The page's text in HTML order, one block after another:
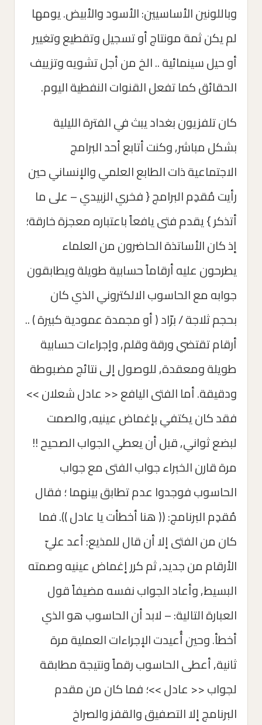
وباللونين الأساسيين: الأسود والأبيض. يومها
لم يكن ثمة مونتاج أو تسجيل وتقطيع وتغيير
أو حيل سينمائية .. الخ من أجل تشويه وتزييف
الحقائق كما تفعل القنوات النفطية اليوم.
كان تلفزيون بغداد يبث في الفترة الليلية
بشكل مباشر, وكنت أتابع أحد البرامج
الاجتماعية ذات الطابع العلمي والإنساني حين
رأيت مُقدِم البرامج { فخري الزبيدي – على ما
أتذكر } يقدم فتى يافعاً باعتباره معجزة خارقة؛
إذ كان الأساتذة الحاضرون من العلماء
يطرحون عليه أرقاماً حسابية طويلة ويطابقون
جوابه مع الحاسوب الالكتروني الذي كان
بحجم ثلاجة / برّاد ( أو مجمدة عمودية كبيرة ) ..
أرقام تقتضي ورقة وقلم, وإجراءات حسابية
طويلة ومعقدة, للوصول إلى نتائج مضبوطة
ودقيقة. أما الفتى اليافع << عادل شعلان >>
فقد كان يكتفي بإغماض عينيه, والصمت
لبضع ثواني, قبل أن يعطي الجواب الصحيح !!
مرة قارن الخبراء جواب الفتى مع جواب
الحاسوب فوجدوا عدم تطابق بينهما ؛ فقال
مُقدِم البرنامج: (( هنا أخطأت يا عادل )). فما
كان من الفتى إلا أن قال للمذيع: أعد عليّ
الأرقام من جديد, ثم كرر إغماض عينيه وصمته
البسيط, وأعاد الجواب نفسه مضيفاً قول
العبارة التالية: – لابد أن الحاسوب هو الذي
أخطأ. وحين أُعيدت الإجراءات العملية مرة
ثانية, أعطى الحاسوب رقماً ونتيجة مطابقة
لجواب << عادل >>؛ فما كان من مقدم
البرنامج إلا التصفيق والقفز والصراخ